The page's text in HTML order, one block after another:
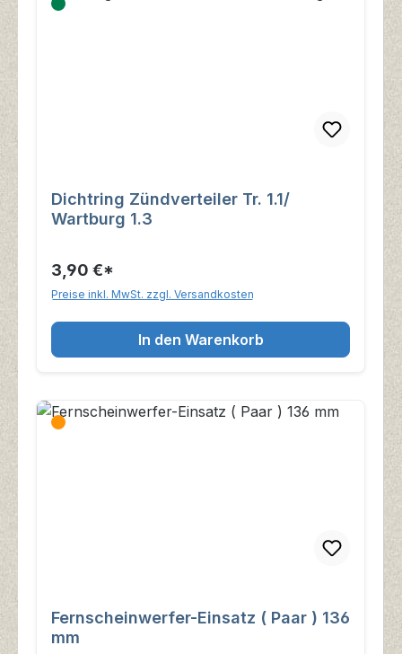
Dichtring Zündverteiler Tr. 1.1/
Wartburg 1.3
3,90 €*
Preise inkl. MwSt. zzgl. Versandkosten
In den Warenkorb
Fernscheinwerfer-Einsatz ( Paar ) 136
mm